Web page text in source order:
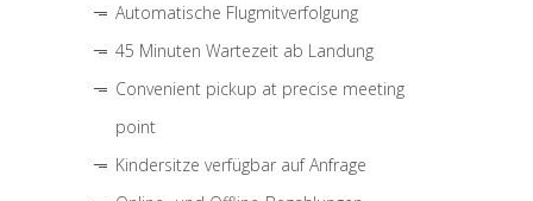
Automatische Flugmitverfolgung
45 Minuten Wartezeit ab Landung
Convenient pickup at precise meeting
point
Kindersitze verfügbar auf Anfrage